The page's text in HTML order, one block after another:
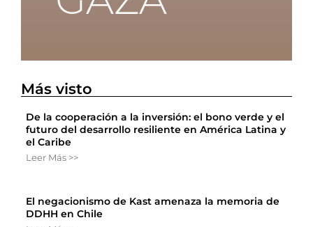
Más visto
De la cooperación a la inversión: el bono verde y el
futuro del desarrollo resiliente en América Latina y
el Caribe
Leer Más >>
El negacionismo de Kast amenaza la memoria de
DDHH en Chile